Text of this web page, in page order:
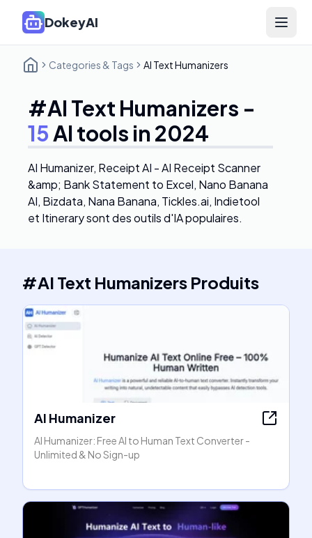
DokeyAI Open
Categories & Tags AI Text Humanizers
#AI Text Humanizers -
15AI tools in 2024
AI Humanizer, Receipt AI - AI Receipt Scanner
&amp; Bank Statement to Excel, Nano Banana
AI, Bizdata, Nana Banana, Tickles.ai, Indietool
et Itinerarysont des outils d'IA populaires.
#AI Text Humanizers Produits
AI Humanizer
AI Humanizer: Free AI to Human Text Converter -
Unlimited & No Sign-up